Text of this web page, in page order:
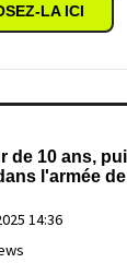
LA ICI
de 10 ans,
l'armée
14:36